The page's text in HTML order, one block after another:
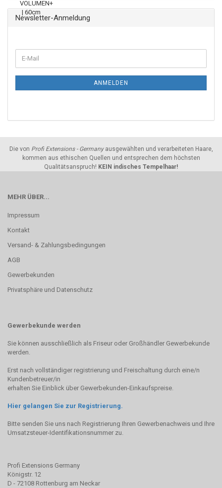
Newsletter-Anmeldung
ANMELDEN
Die von Profi Extensions - Germanyausgewählten und verarbeiteten Haare,
kommen aus ethischen Quellen und entsprechen dem höchsten
Qualitätsanspruch! KEIN indisches Tempelhaar!
MEHR ÜBER...
Impressum
Kontakt
Versand- & Zahlungsbedingungen
AGB
Gewerbekunden
Privatsphäre und Datenschutz
Gewerbekunde werden
Sie können ausschließlich als Friseur oder Großhändler Gewerbekunde
werden.
Erst nach vollständiger registrierung und Freischaltung durch eine/n
Kundenbetreuer/in
erhalten Sie Einblick über Gewerbekunden-Einkaufspreise.
Hier gelangen Sie zur Registrierung.
Bitte senden Sie uns nach Registrierung Ihren Gewerbenachweis und Ihre
Umsatzsteuer-Identifikationsnummer zu.
Profi Extensions Germany
Königstr. 12
D - 72108 Rottenburg am Neckar